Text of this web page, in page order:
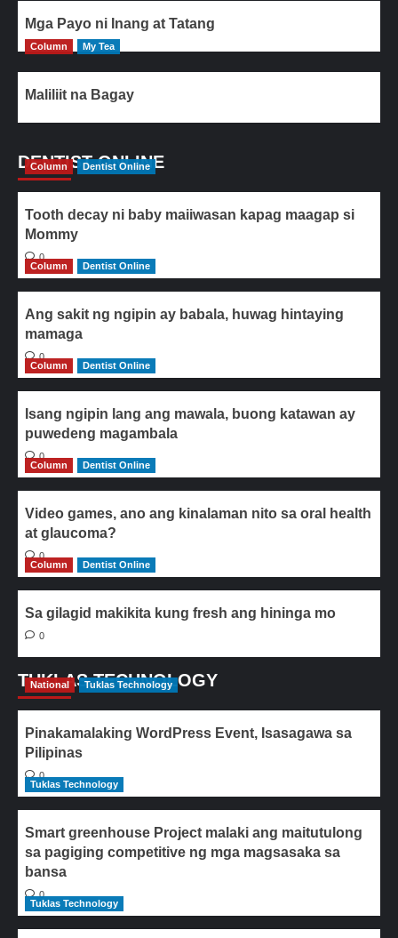
Mga Payo ni Inang at Tatang
Column My Tea
Maliliit na Bagay
DENTIST ONLINE
Column Dentist Online
Tooth decay ni baby maiiwasan kapag maagap si
Mommy
0
Column
Dentist Online
Ang sakit ng ngipin ay babala, huwag hintaying
mamaga
0
Column
Dentist Online
Isang ngipin lang ang mawala, buong katawan ay
puwedeng magambala
0
Column
Dentist Online
Video games, ano ang kinalaman nito sa oral health
at glaucoma?
0
Column
Dentist Online
Sa gilagid makikita kung fresh ang hininga mo
0
TUKLAS TECHNOLOGY
National Tuklas Technology
Pinakamalaking WordPress Event, Isasagawa sa
Pilipinas
0
Tuklas Technology
Smart greenhouse Project malaki ang maitutulong
sa pagiging competitive ng mga magsasaka sa
bansa
0
Tuklas Technology